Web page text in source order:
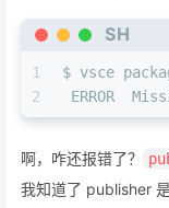
SH
1
2
$ vsce
ERROR
啊，咋还报错了？
我知道了 publisher